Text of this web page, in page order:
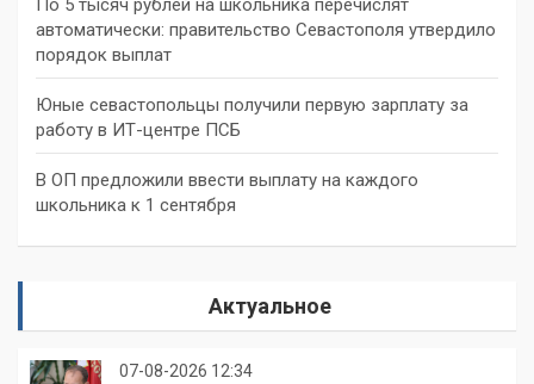
По 5 тысяч рублей на школьника перечислят
автоматически: правительство Севастополя утвердило
порядок выплат
Юные севастопольцы получили первую зарплату за
работу в ИТ-центре ПСБ
В ОП предложили ввести выплату на каждого
школьника к 1 сентября
Актуальное
07-08-2026 12:34